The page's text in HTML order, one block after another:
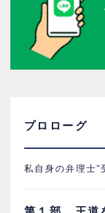
プロローグ
私自身の弁理士“